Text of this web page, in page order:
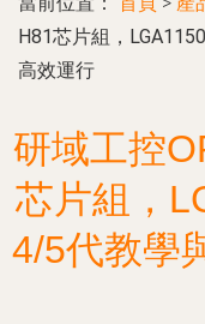
H81芯片組，
高效運行
研域工控
芯片組，
4/5代教學